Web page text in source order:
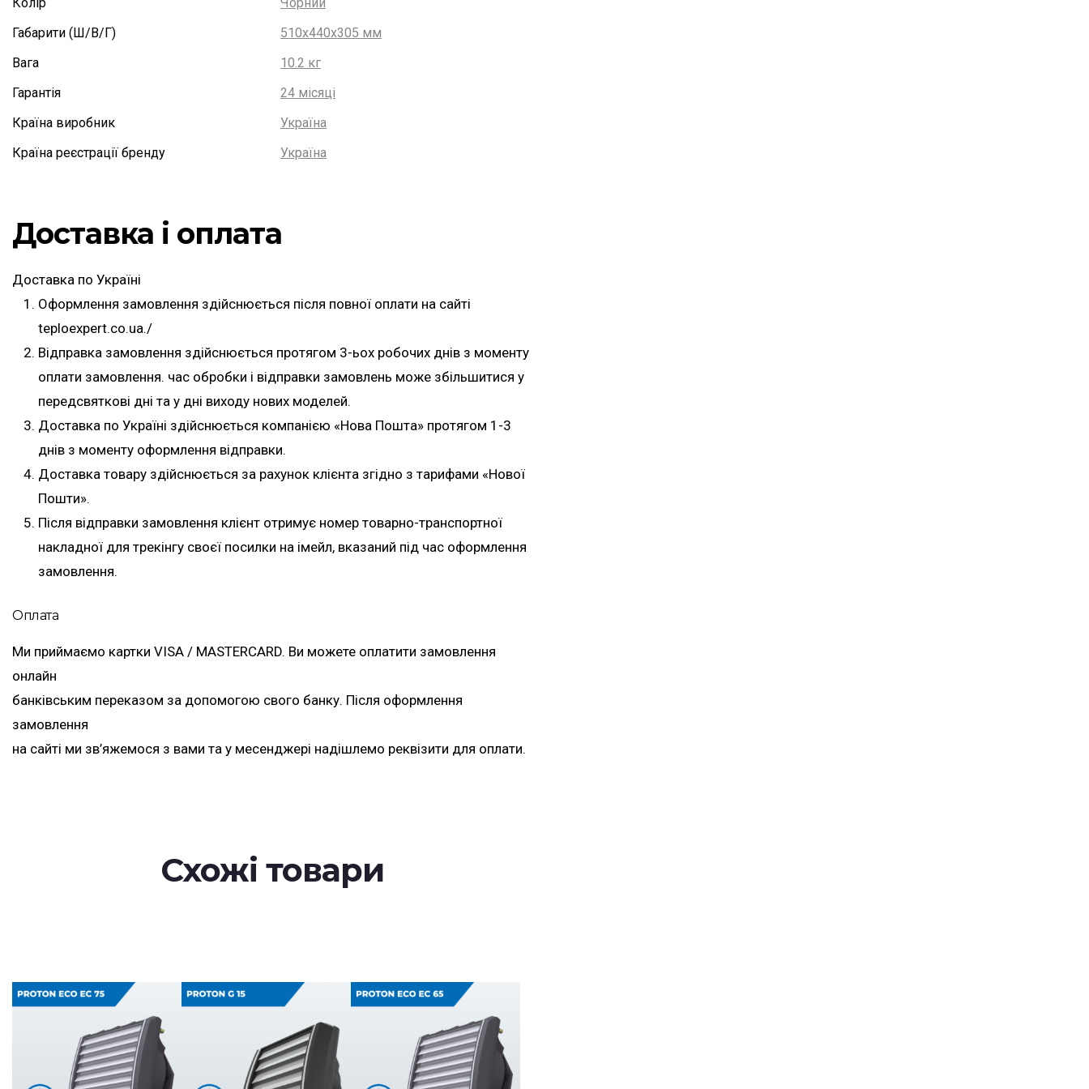
Габарити (Ш/В/Г)
510х440х305 мм
Вага
10.2 кг
Гарантія
24 місяці
Країна виробник
Україна
Країна реєстрації бренду
Україна
Доставка і оплата
Доставка по Україні
Оформлення замовлення здійснюється після повної оплати на сайті
teploexpert.co.ua./
Відправка замовлення здійснюється протягом 3-ьох робочих днів з моменту
оплати замовлення. час обробки і відправки замовлень може збільшитися у
передсвяткові дні та у дні виходу нових моделей.
Доставка по Україні здійснюється компанією «Нова Пошта» протягом 1-3
днів з моменту оформлення відправки.
Доставка товару здійснюється за рахунок клієнта згідно з тарифами «Нової
Пошти».
Після відправки замовлення клієнт отримує номер товарно-транспортної
накладної для трекінгу своєї посилки на імейл, вказаний під час оформлення
замовлення.
Оплата
Ми приймаємо картки VISA / MASTERCARD. Ви можете оплатити замовлення
онлайн
банківським переказом за допомогою свого банку. Після оформлення
замовлення
на сайті ми зв’яжемося з вами та у месенджері надішлемо реквізити для оплати.
Схожі товари